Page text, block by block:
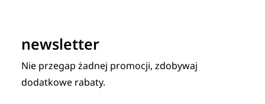
newsletter
Nie przegap żadnej promocji, zdobywaj
dodatkowe rabaty.